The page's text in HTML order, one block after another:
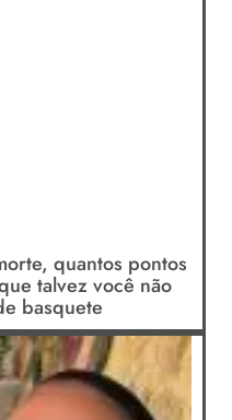
quantos pontos
talvez você não
basquete